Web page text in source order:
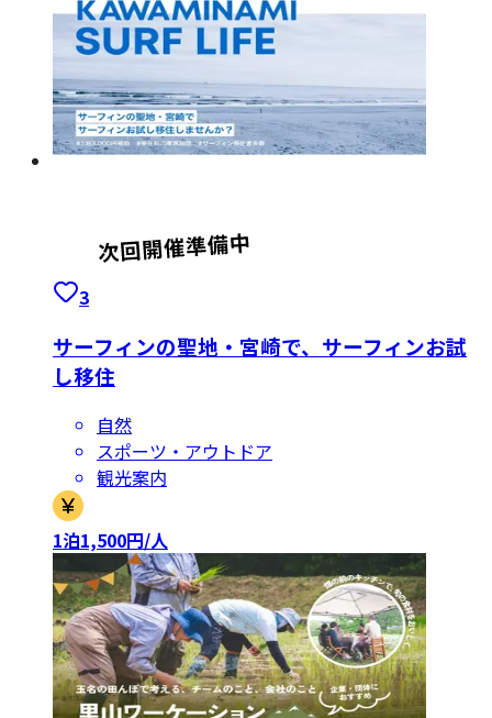
3
サーフィンの聖地・宮崎で、サーフィンお試
し移住
自然
スポーツ・アウトドア
観光案内
1泊1,500円/人